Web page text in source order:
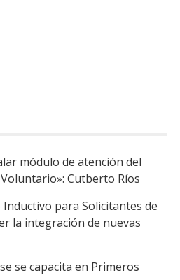
módulo de atención del
Cutberto Ríos
Inductivo para Solicitantes de
la integración de nuevas
se capacita en Primeros